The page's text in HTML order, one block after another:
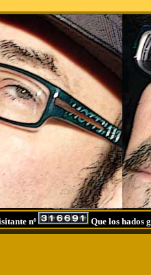
nº Que los hados